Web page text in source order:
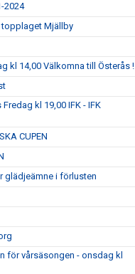
2024
topplaget Mjällby
kl 14,00 Välkomna till Österås !
kl 19,00 IFK - IFK
CUPEN
glädjeämne i förlusten
för vårsäsongen - onsdag kl